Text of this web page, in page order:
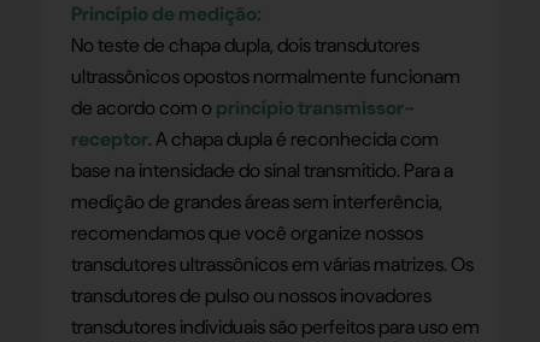
Princípio de medição:
No teste de chapa dupla, dois transdutores
ultrassônicos opostos normalmente funcionam
de acordo com o princípio transmissor-
receptor. A chapa dupla é reconhecida com
base na intensidade do sinal transmitido. Para a
medição de grandes áreas sem interferência,
recomendamos que você organize nossos
transdutores ultrassônicos em várias matrizes. Os
transdutores de pulso ou nossos inovadores
transdutores individuais são perfeitos para uso em